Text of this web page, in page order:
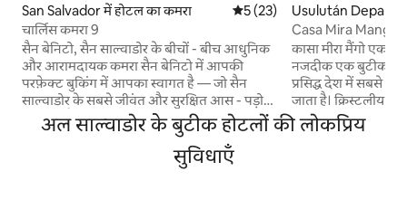
San Salvador में होटल का कमरा औसत रेटिंग 5 में से 5, 23 समीक्षाएँ
5 (23)
चार्लिस कमरा 9
सैन बेनिटो, सैन साल्वाडोर के बीचों - बीच आधुनिक
और आरामदायक कमरा सैन बेनिटो में आपकी
परफ़ेक्ट बुकिंग में आपका स्वागत है — जो सैन
साल्वाडोर के सबसे जीवंत और सुरक्षित आस - पड़ोस
में से एक है! यह स्टाइलिश और आरामदायक निजी
कमरा अकेले यात्रियों, जोड़ों या शहर में एक शांतिपूर्ण
विश्राम की तलाश करने वाले व्यावसायिक मेहमानों के
Usulután
ल का कमरा
Casa Mira Mango
कासा मीरा मैंगो एक
नजदीक एक बुटीक
प्रसिद्ध देश में सबसे
जाता है। क्रिस्टलीय पानी में पैडल करने के लिए निजी
सीढ़ियों से थोड़ी दूर
इनफिनिटी पूल में
अल साल्वाडोर के बुटीक होटलों की लोकप्रिय
सुविधाएँ